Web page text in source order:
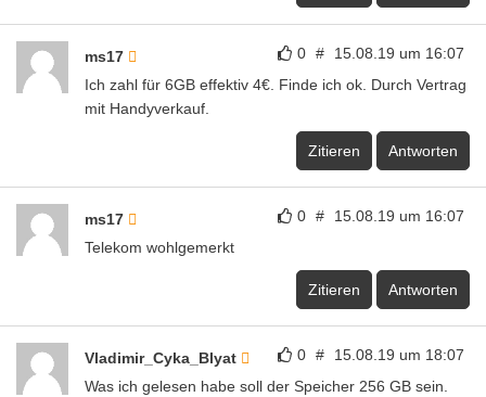
0 # 15.08.19 um 16:07
ms17
Ich zahl für 6GB effektiv 4€. Finde ich ok. Durch Vertrag
mit Handyverkauf.
Zitieren Antworten
0 # 15.08.19 um 16:07
ms17
Telekom wohlgemerkt
Zitieren Antworten
0 # 15.08.19 um 18:07
Vladimir_Cyka_Blyat
Was ich gelesen habe soll der Speicher 256 GB sein.